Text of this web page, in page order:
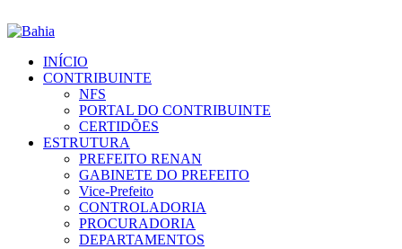
INÍCIO
CONTRIBUINTE
NFS
PORTAL DO CONTRIBUINTE
CERTIDÕES
ESTRUTURA
PREFEITO RENAN
GABINETE DO PREFEITO
Vice-Prefeito
CONTROLADORIA
PROCURADORIA
DEPARTAMENTOS